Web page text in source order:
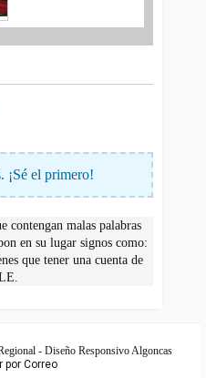
¡Sé el primero!
contengan malas palabras
en su lugar signos como:
que tener una cuenta de
- Diseño Responsivo Algoncas
por Correo